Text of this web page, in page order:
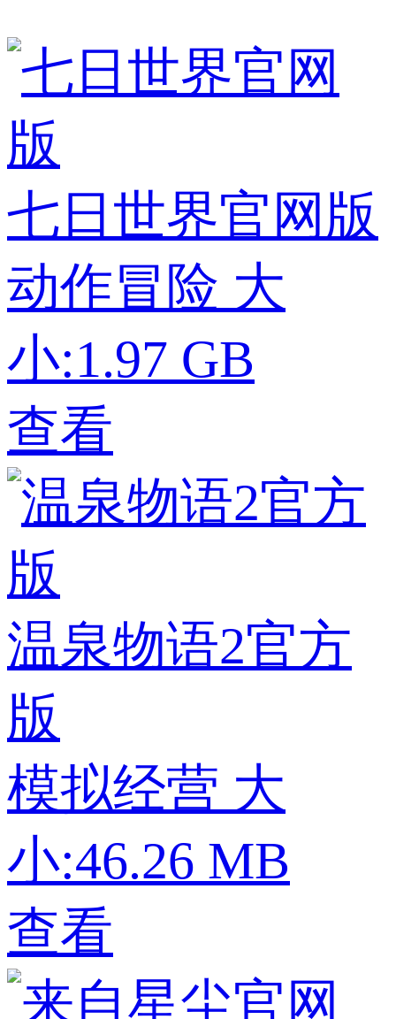
七日世界官网版
动作冒险 大
小:1.97 GB
查看
温泉物语2官方
版
模拟经营 大
小:46.26 MB
查看